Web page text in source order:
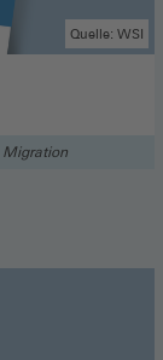
Quelle: WSI
Migration